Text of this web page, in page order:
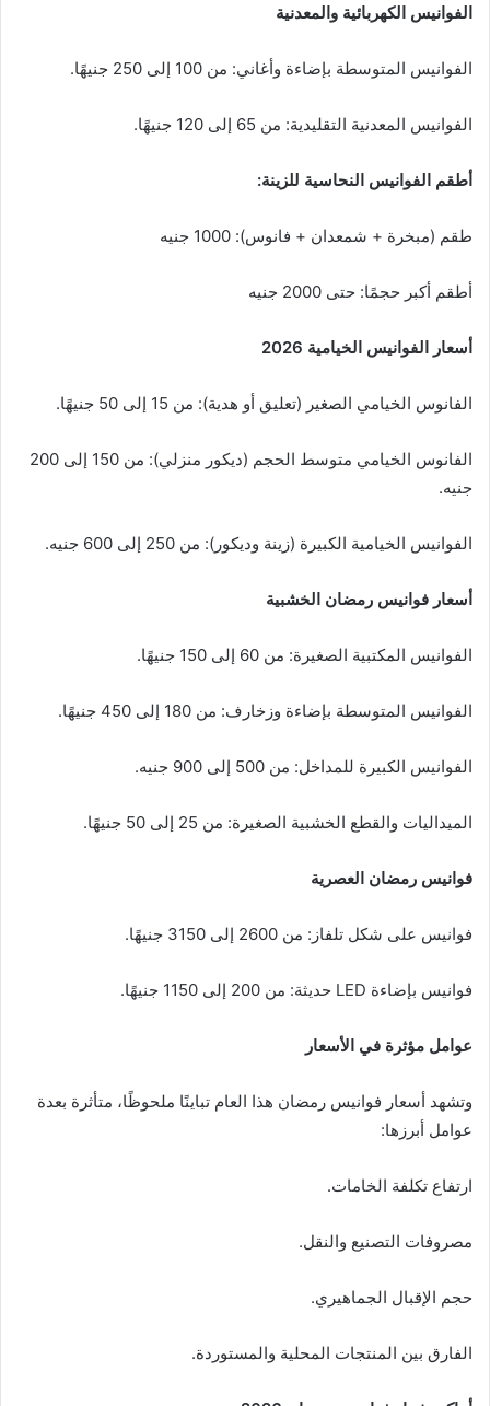
الفوانيس الكهربائية والمعدنية
الفوانيس المتوسطة بإضاءة وأغاني: من 100 إلى 250 جنيهًا.
الفوانيس المعدنية التقليدية: من 65 إلى 120 جنيهًا.
أطقم الفوانيس النحاسية للزينة:
طقم (مبخرة + شمعدان + فانوس): 1000 جنيه
أطقم أكبر حجمًا: حتى 2000 جنيه
أسعار الفوانيس الخيامية 2026
الفانوس الخيامي الصغير (تعليق أو هدية): من 15 إلى 50 جنيهًا.
الفانوس الخيامي متوسط الحجم (ديكور منزلي): من 150 إلى 200
جنيه.
الفوانيس الخيامية الكبيرة (زينة وديكور): من 250 إلى 600 جنيه.
أسعار فوانيس رمضان الخشبية
الفوانيس المكتبية الصغيرة: من 60 إلى 150 جنيهًا.
الفوانيس المتوسطة بإضاءة وزخارف: من 180 إلى 450 جنيهًا.
الفوانيس الكبيرة للمداخل: من 500 إلى 900 جنيه.
الميداليات والقطع الخشبية الصغيرة: من 25 إلى 50 جنيهًا.
فوانيس رمضان العصرية
فوانيس على شكل تلفاز: من 2600 إلى 3150 جنيهًا.
فوانيس بإضاءة LED حديثة: من 200 إلى 1150 جنيهًا.
عوامل مؤثرة في الأسعار
وتشهد أسعار فوانيس رمضان هذا العام تباينًا ملحوظًا، متأثرة بعدة
عوامل أبرزها:
ارتفاع تكلفة الخامات.
مصروفات التصنيع والنقل.
حجم الإقبال الجماهيري.
الفارق بين المنتجات المحلية والمستوردة.